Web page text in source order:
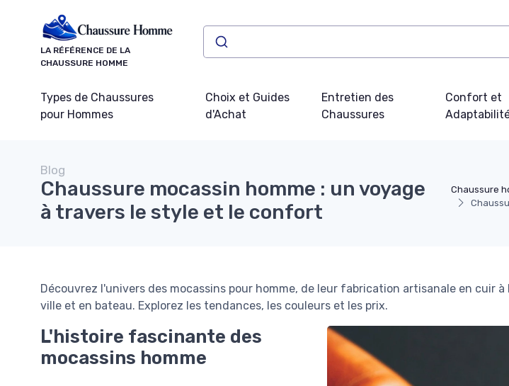
LA RÉFÉRENCE DE LA
CHAUSSURE HOMME
Types de Chaussures
pour Hommes
Choix et Guides
d'Achat
Entretien des
Chaussures
Confort et
Chaussure
Blog
Chaussure mocassin homme : un voyage
à travers le style et le confort
Découvrez l'univers des mocassins pour homme, de leur fabrication artisanale en cuir à
ville et en bateau. Explorez les tendances, les couleurs et les prix.
L'histoire fascinante des
mocassins homme